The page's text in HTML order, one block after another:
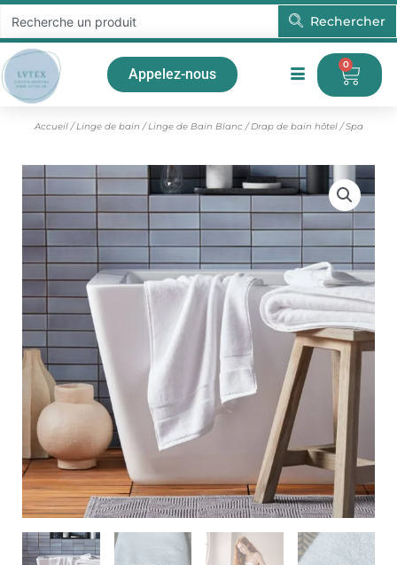
Aller
contenu
Rechercher Rechercher
Appelez-nous
0
Accueil/Linge de bain /Linge de Bain Blanc/ Drap de bain hôtel / Spa